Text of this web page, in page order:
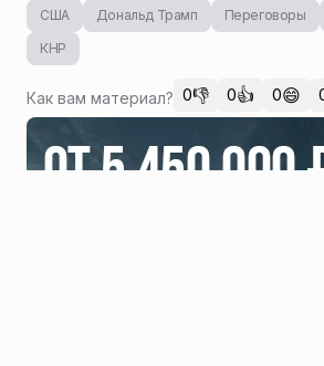
США Дональд Трамп Переговоры
КНР
Как вам материал? 0👎 0👍 0😄